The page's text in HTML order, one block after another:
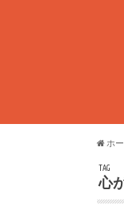
ホ
TAG
心